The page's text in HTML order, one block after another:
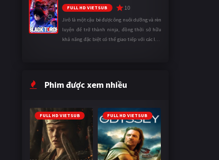
FULL HD VIETSUB 10
Jirô là một cậu bé được ông nuôi dưỡng và rèn
luyện để trở thành ninja, đồng thời sở hữu
khả năng đặc biệt có thể giao tiếp với các loài
Phim được xem nhiều
FULL HD VIETSUB FULL HD VIETSUB